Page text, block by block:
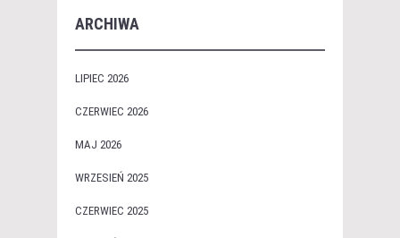
ARCHIWA
LIPIEC 2026
CZERWIEC 2026
MAJ 2026
WRZESIEŃ 2025
CZERWIEC 2025